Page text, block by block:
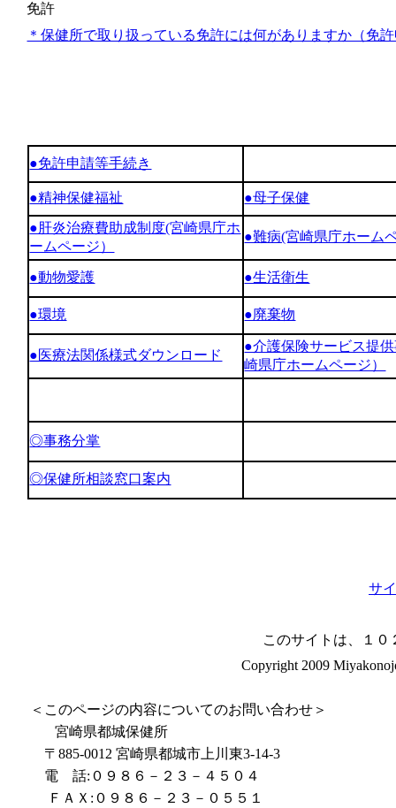
免許
＊保健所で取り扱っている免許には何がありますか（免
●免許申請等手続き
●精神保健福祉
●母子保健
●肝炎治療費助成制度(宮崎県庁ホ
ームページ）
●難病(宮崎県庁ホーム
●動物愛護 ●生活衛生
●環境 ●廃棄物
●医療法関係様式ダウンロード
●介護保険サービス提
崎県庁ホームページ）
◎事務分掌
◎保健所相談窓口案内
サ
このサイトは、１
Copyright 2009
＜このページの内容についてのお問い合わせ＞
宮崎県都城保健所
〒885-0012 宮崎県都城市上川東3-14-3
電 話:０９８６－２３－４５０４
ＦＡＸ:０９８６－２３－０５５１